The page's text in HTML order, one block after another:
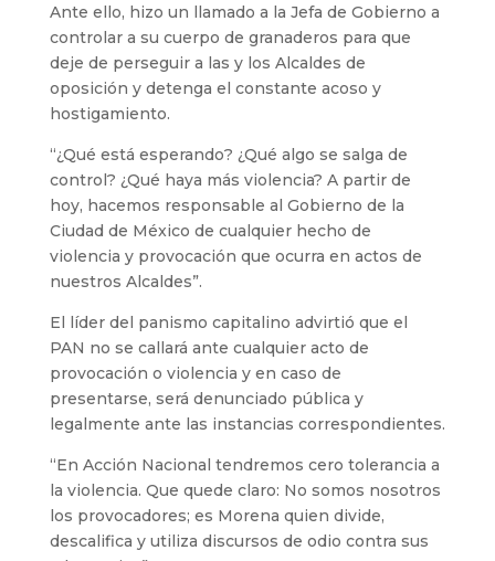
Ante ello, hizo un llamado a la Jefa de Gobierno a
controlar a su cuerpo de granaderos para que
deje de perseguir a las y los Alcaldes de
oposición y detenga el constante acoso y
hostigamiento.
“¿Qué está esperando? ¿Qué algo se salga de
control? ¿Qué haya más violencia? A partir de
hoy, hacemos responsable al Gobierno de la
Ciudad de México de cualquier hecho de
violencia y provocación que ocurra en actos de
nuestros Alcaldes”.
El líder del panismo capitalino advirtió que el
PAN no se callará ante cualquier acto de
provocación o violencia y en caso de
presentarse, será denunciado pública y
legalmente ante las instancias correspondientes.
“En Acción Nacional tendremos cero tolerancia a
la violencia. Que quede claro: No somos nosotros
los provocadores; es Morena quien divide,
descalifica y utiliza discursos de odio contra sus